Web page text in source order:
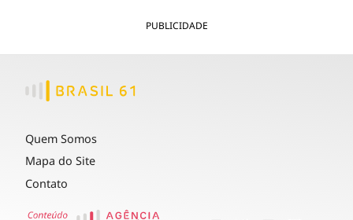
PUBLICIDADE
Quem Somos
Mapa do Site
Contato